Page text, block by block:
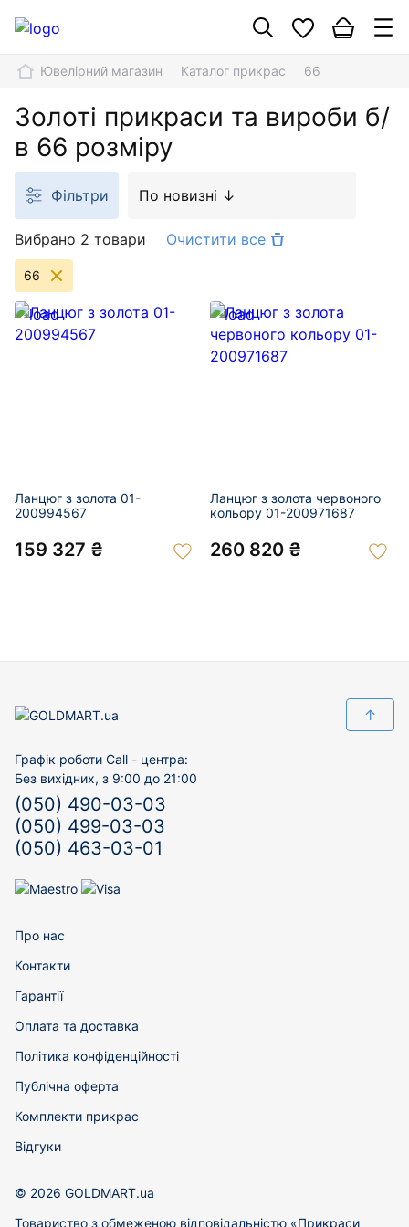
Ювелірний магазин Каталог прикрас 66
Золоті прикраси та вироби б/
в 66 розміру
Вибрано 2 товари Очистити все
66
Фільтри По новизні ↓
Ланцюг з золота 01-
200994567
159 327 ₴
Ланцюг з золота червоного
кольору 01-200971687
260 820 ₴
↑
Графік роботи Call - центра:
Без вихідних, з 9:00 до 21:00
(050) 490-03-03
(050) 499-03-03
(050) 463-03-01
Про нас
Контакти
Гарантії
Оплата та доставка
Політика конфіденційності
Публічна оферта
Комплекти прикрас
Відгуки
© 2026 GOLDMART.ua
Товариство з обмеженою відповідальністю «Прикраси